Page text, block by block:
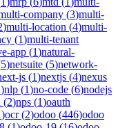
company (3)multi-
)multi-location (4)multi-
(1)multi-tenant
app (1)natural-
5)netsuite (5)network-
js (1)nextjs (4)nexus
)nlp (1)no-code (6)nodejs
(2)nps (1)oauth
)ocr(2)odoo (446)odoo